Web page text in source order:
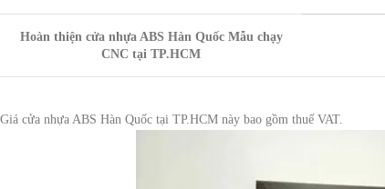
Hoàn thiện cửa nhựa ABS Hàn QuốcMẫu chạy
CNC tại TP.HCM
Giá cửa nhựa ABS Hàn Quốc tại TP.HCM này bao gồm thuế VAT.